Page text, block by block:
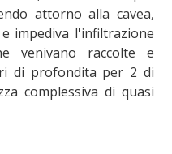
attorno alla cavea,
impediva l'infiltrazione
venivano raccolte e
di profondita per 2 di
complessiva di quasi